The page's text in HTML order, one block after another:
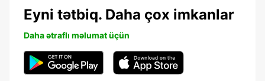
Eyni tətbiq. Daha çox imkanlar
Daha ətraflı məlumat üçün